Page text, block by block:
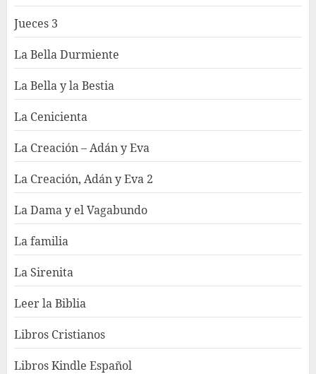
Jueces 3
La Bella Durmiente
La Bella y la Bestia
La Cenicienta
La Creación – Adán y Eva
La Creación, Adán y Eva 2
La Dama y el Vagabundo
La familia
La Sirenita
Leer la Biblia
Libros Cristianos
Libros Kindle Español